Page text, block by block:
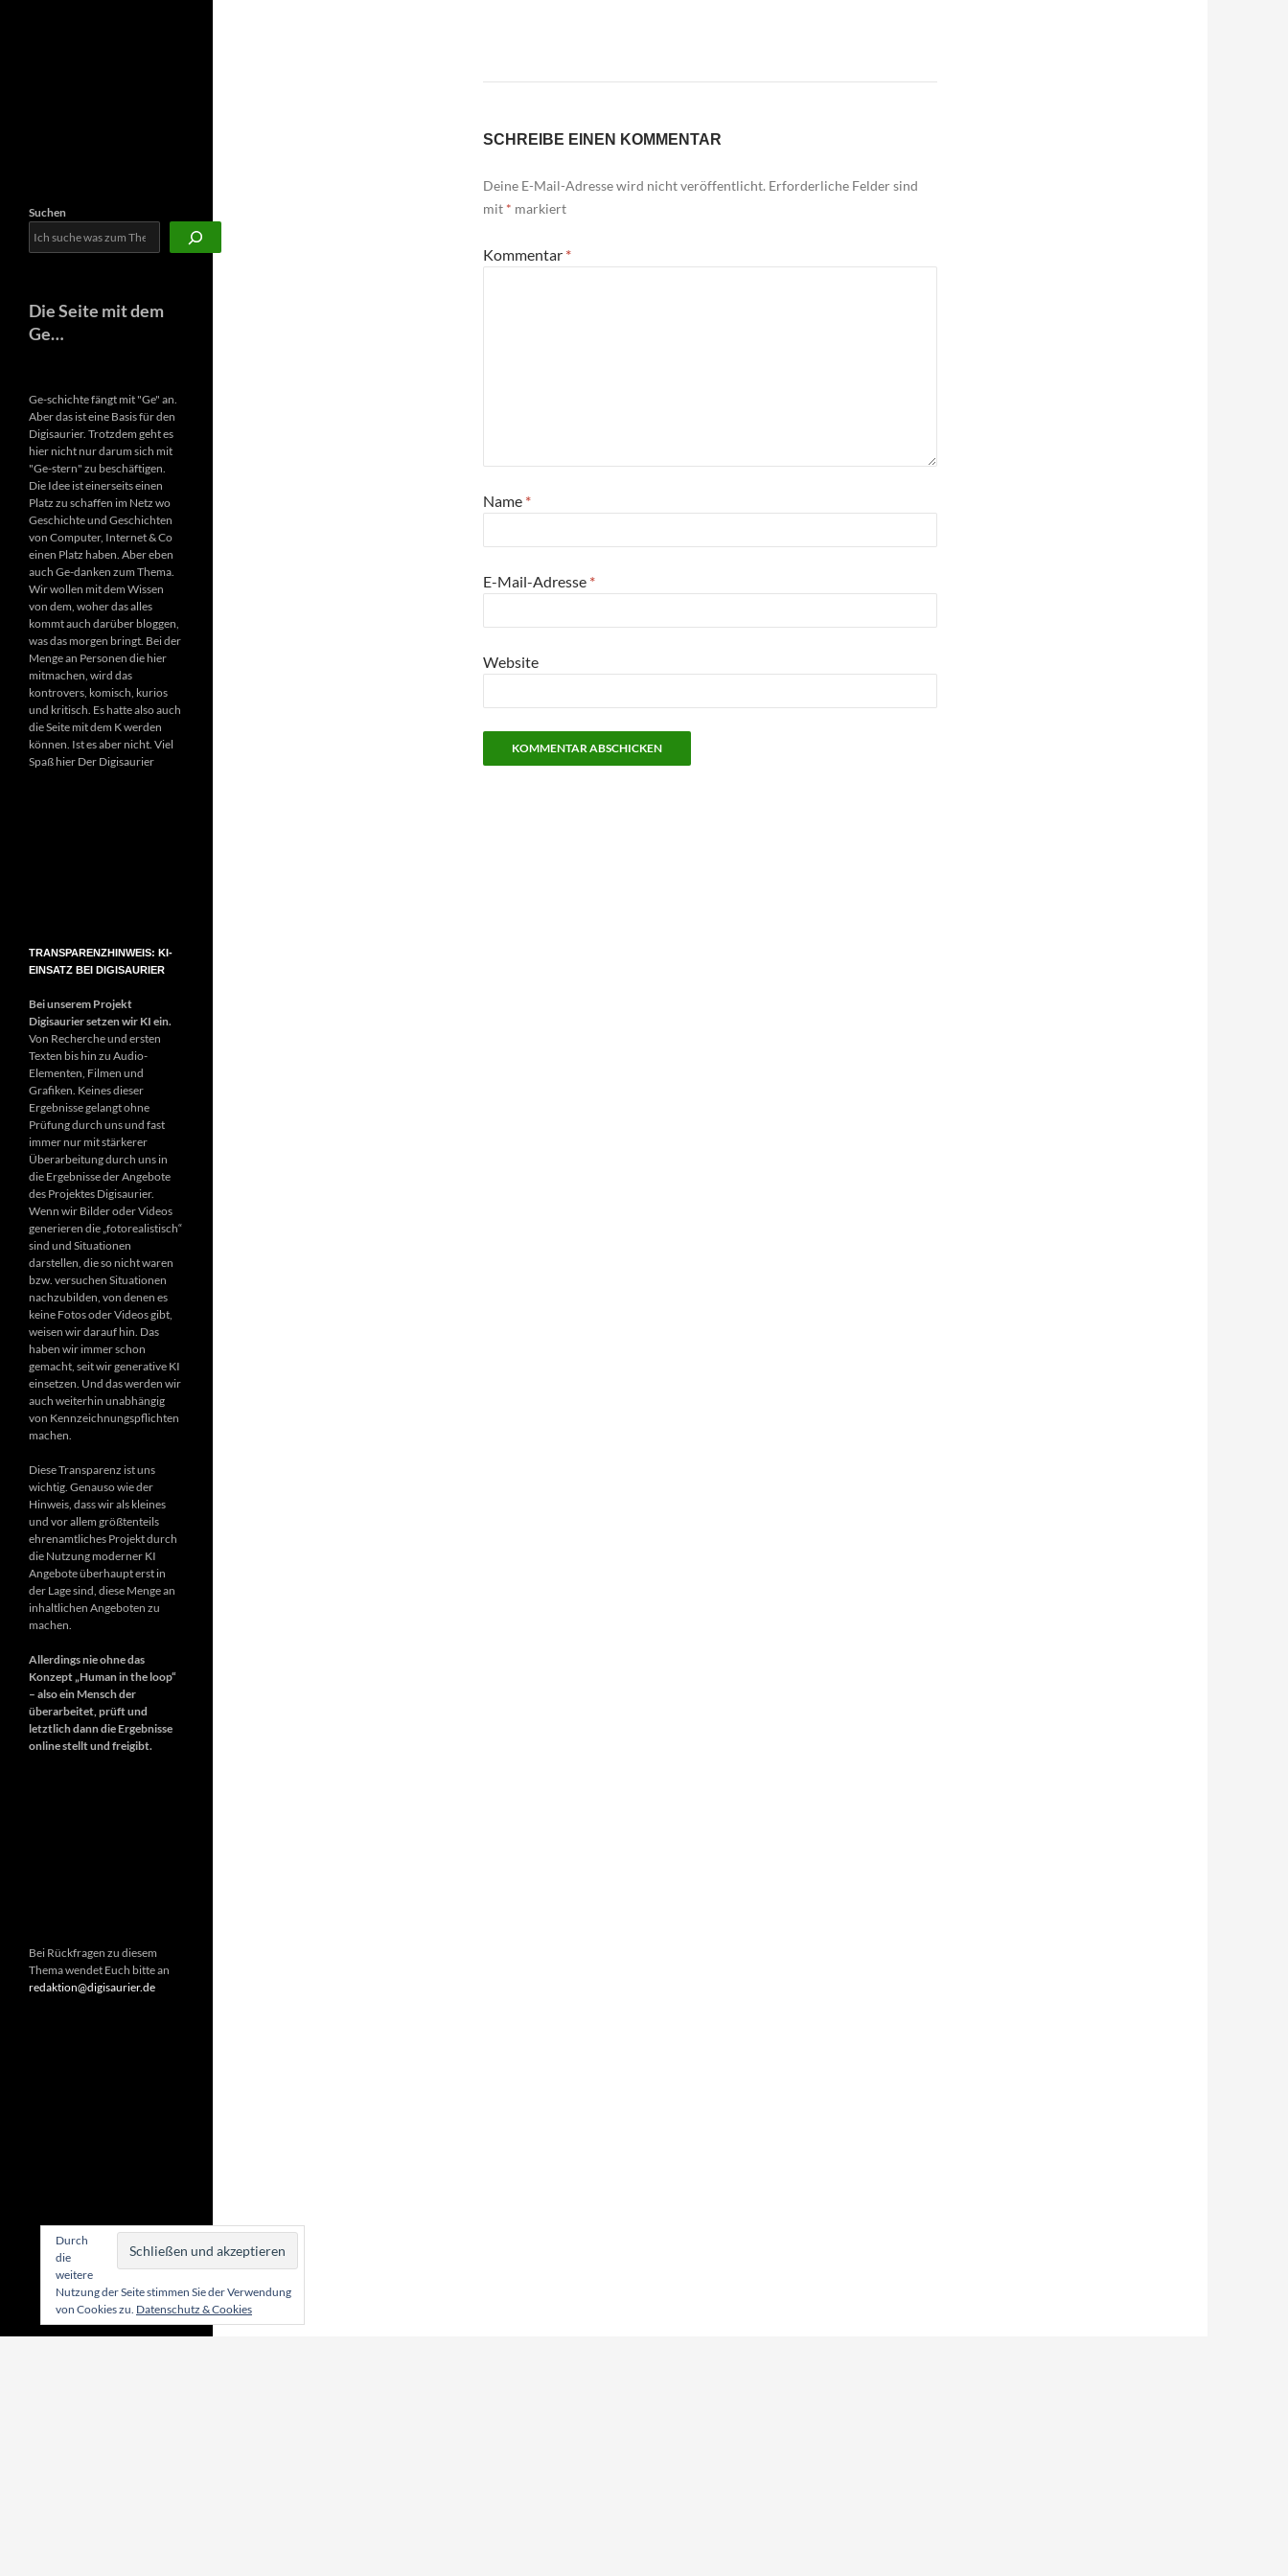
SCHREIBE EINEN KOMMENTAR
Deine E-Mail-Adresse wird nicht veröffentlicht. Erforderliche Felder sind
mit * markiert
Kommentar *
Name *
E-Mail-Adresse *
Website
Suchen
Die Seite mit dem
Ge…
Ge-schichte fängt mit "Ge" an.
Aber das ist eine Basis für den
Digisaurier. Trotzdem geht es
hier nicht nur darum sich mit
"Ge-stern" zu beschäftigen.
Die Idee ist einerseits einen
Platz zu schaffen im Netz wo
Geschichte und Geschichten
von Computer, Internet & Co
einen Platz haben. Aber eben
auch Ge-danken zum Thema.
Wir wollen mit dem Wissen
von dem, woher das alles
kommt auch darüber bloggen,
was das morgen bringt. Bei der
Menge an Personen die hier
mitmachen, wird das
kontrovers, komisch, kurios
und kritisch. Es hatte also auch
die Seite mit dem K werden
können. Ist es aber nicht. Viel
Spaß hier Der Digisaurier
TRANSPARENZHINWEIS: KI-
EINSATZ BEI DIGISAURIER
Bei unserem Projekt
Digisaurier setzen wir KI ein.
Von Recherche und ersten
Texten bis hin zu Audio-
Elementen, Filmen und
Grafiken. Keines dieser
Ergebnisse gelangt ohne
Prüfung durch uns und fast
immer nur mit stärkerer
Überarbeitung durch uns in
die Ergebnisse der Angebote
des Projektes Digisaurier.
Wenn wir Bilder oder Videos
generieren die „fotorealistisch“
sind und Situationen
darstellen, die so nicht waren
bzw. versuchen Situationen
nachzubilden, von denen es
keine Fotos oder Videos gibt,
weisen wir darauf hin. Das
haben wir immer schon
gemacht, seit wir generative KI
einsetzen. Und das werden wir
auch weiterhin unabhängig
von Kennzeichnungspflichten
machen.
Diese Transparenz ist uns
wichtig. Genauso wie der
Hinweis, dass wir als kleines
und vor allem größtenteils
ehrenamtliches Projekt durch
die Nutzung moderner KI
Angebote überhaupt erst in
der Lage sind, diese Menge an
inhaltlichen Angeboten zu
machen.
Allerdings nie ohne das
Konzept „Human in the loop“
– also ein Mensch der
überarbeitet, prüft und
letztlich dann die Ergebnisse
online stellt und freigibt.
Bei Rückfragen zu diesem
Thema wendet Euch bitte an
redaktion@digisaurier.de
Durch
die
weitere
Nutzung der Seite stimmen Sie der Verwendung
von Cookies zu. Datenschutz & Cookies